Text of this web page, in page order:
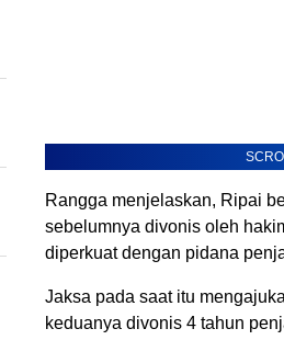
Rangga menjelaskan, Ripai
sebelumnya divonis oleh
diperkuat dengan pidana
Jaksa pada saat itu
keduanya divonis 4 tahun